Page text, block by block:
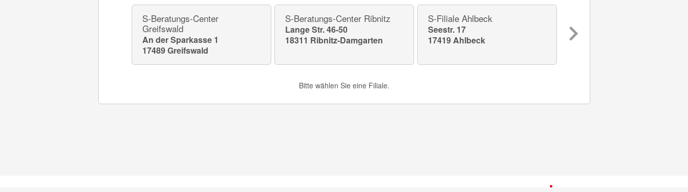
S-Beratungs-Center
Greifswald
An der Sparkasse 1
17489 Greifswald
S-Beratungs-Center Ribnitz
Lange Str. 46-50
18311 Ribnitz-Damgarten
S-Filiale Ahlbeck
Seestr. 17
17419 Ahlbeck
Billrothstr. 4
18528 Bergen auf Rügen
Bitte wählen Sie eine Filiale.